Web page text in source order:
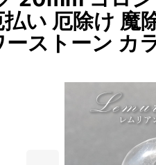
い 厄除け 魔
ストーン カ